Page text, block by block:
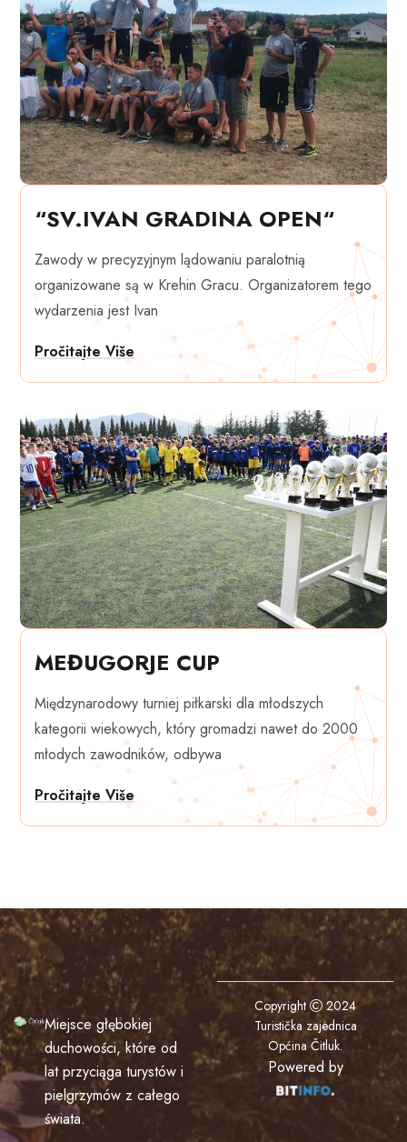
“SV.IVAN GRADINA OPEN“
Zawody w precyzyjnym lądowaniu paralotnią
organizowane są w Krehin Gracu. Organizatorem tego
wydarzenia jest Ivan
Pročitajte Više
MEĐUGORJE CUP
Międzynarodowy turniej piłkarski dla młodszych
kategorii wiekowych, który gromadzi nawet do 2000
młodych zawodników, odbywa
Pročitajte Više
Miejsce głębokiej
duchowości, które od
lat przyciąga turystów i
pielgrzymów z całego
świata.
Copyright
2024
Turistička zajednica
Općina Čitluk.
Powered by